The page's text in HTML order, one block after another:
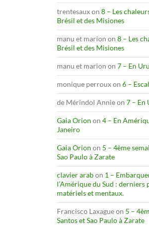
trentesauxon 8 – Les
Brésil et des Misiones
manu et marion on 8 – Les
Brésil et des Misiones
manu et marion on 7 – En
monique perrouxon 6 –
de Mérindol Annieon 7 – En
Gaia Orion on 4 – En
Janeiro
Gaia Orion on 5 – 4ème
Sao Paulo à Zarate
clavier arabon 1 –
l’Amérique du Sud : derniers
matériels et mentaux.
Francisco Laxagueon 5 –
Santos et Sao Paulo à Zarate